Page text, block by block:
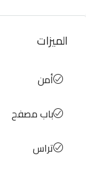
الميزات
أمن
باب مصفح
تراس